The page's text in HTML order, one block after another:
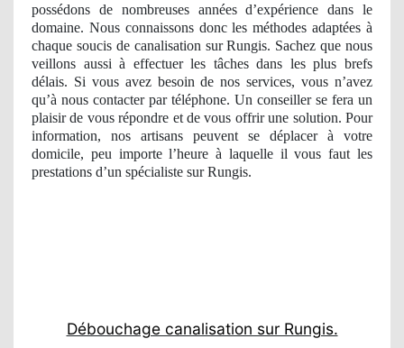
possédons de nombreuses années d’expérience dans le
domaine. Nous connaissons donc les méthodes adaptées à
chaque soucis de canalisation sur Rungis. Sachez que nous
veillons aussi à effectuer les tâches dans les plus brefs
délais. Si vous avez besoin de nos services, vous n’avez
qu’à nous contacter par téléphone. Un conseiller se fera un
plaisir de vous répondre et de vous offrir une solution. Pour
information, nos artisans peuvent se déplacer à votre
domicile, peu importe l’heure à laquelle il vous faut les
prestations d’un spécialiste sur Rungis.
Débouchage canalisation sur Rungis.